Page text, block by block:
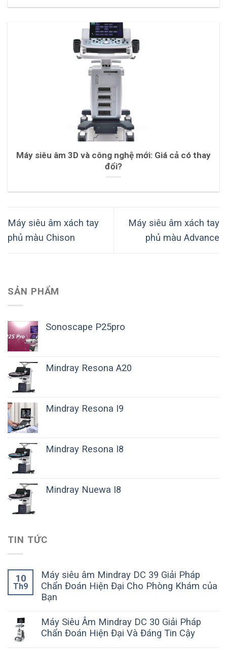
Máy siêu âm 3D và công nghệ mới: Giá cả có thay
đổi?
Máy siêu âm xách tay
phủ màu Chison
Máy siêu âm xách tay
phủ màu Advance
SẢN PHẨM
Sonoscape P25pro
Mindray Resona A20
Mindray Resona I9
Mindray Resona I8
Mindray Nuewa I8
TIN TỨC
10
Th9
Máy siêu âm Mindray DC 39 Giải Pháp
Chẩn Đoán Hiện Đại Cho Phòng Khám của
Bạn
Máy Siêu Âm Mindray DC 30 Giải Pháp
Chẩn Đoán Hiện Đại Và Đáng Tin Cậy